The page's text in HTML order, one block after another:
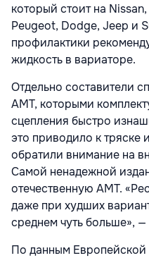
который стоит на
Peugeot, Dodge, Jeep и
профилактики
жидкость в вариаторе.
Отдельно составители
АМТ, которыми
сцепления быстро
это приводило к тряске
обратили внимание на
Самой ненадежной
отечественную АМТ.
даже при худших
среднем чуть больше»,
По данным Европейской